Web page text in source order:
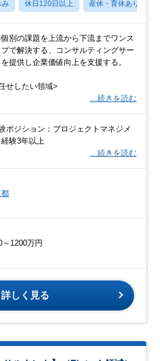
み 休日120日以上 産休・育休あり
個別の課題を上流から下流までワンス
プで解決する、コンサルティングサー
を提供し企業価値向上を支援する。
せしたい領域>
…続きを読む
ポジション：プロジェクトマネジメ
験3年以上
…続きを読む
～1200万円
詳しく見る